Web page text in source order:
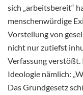
sich „arbeitsbereit“
menschenwürdige
Vorstellung von
nicht nur zutiefst
Verfassung verstößt.
Ideologie nämlich:
Das Grundgesetz